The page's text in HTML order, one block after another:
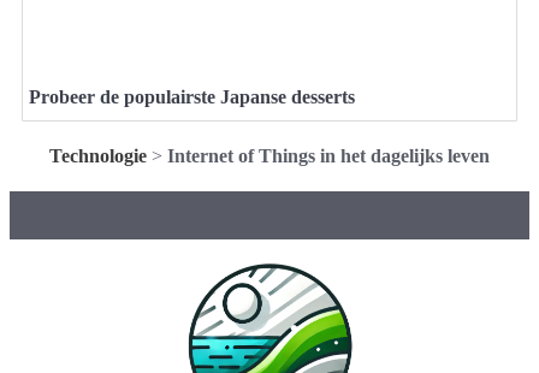
Probeer de populairste Japanse desserts
Technologie > Internet of Things in het dagelijks leven